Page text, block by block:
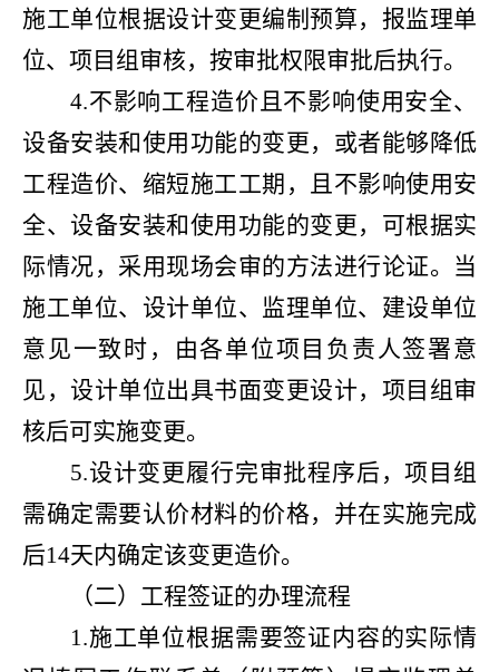
施工单位根据设计变更编制预算，报监理单
位、项目组审核，按审批权限审批后执行。
4.不影响工程造价且不影响使用安全、
设备安装和使用功能的变更，或者能够降低
工程造价、缩短施工工期，且不影响使用安
全、设备安装和使用功能的变更，可根据实
际情况，采用现场会审的方法进行论证。当
施工单位、设计单位、监理单位、建设单位
意见一致时，由各单位项目负责人签署意
见，设计单位出具书面变更设计，项目组审
核后可实施变更。
5.设计变更履行完审批程序后，项目组
需确定需要认价材料的价格，并在实施完成
后14天内确定该变更造价。
（二）工程签证的办理流程
1.施工单位根据需要签证内容的实际情